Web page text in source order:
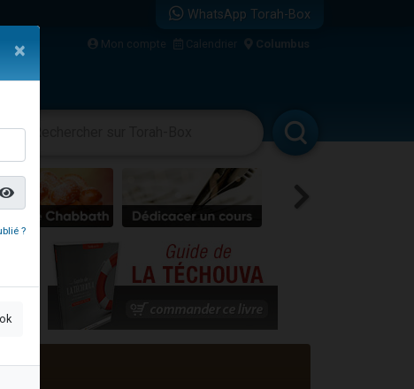
travers le temps
WhatsApp Torah-Box
Mon compte Calendrier Columbus
Divertissements
×
?